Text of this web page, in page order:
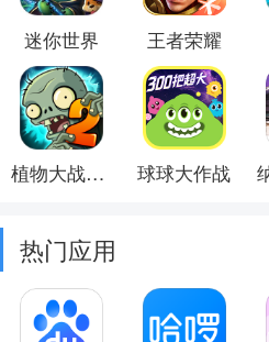
迷你世界 王者荣耀
植物大战僵尸2 球球大作战
热门应用